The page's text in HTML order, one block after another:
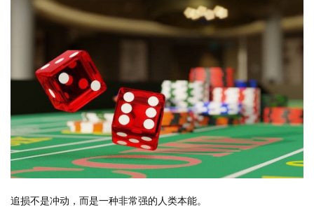
追损不是冲动，而是一种非常强的人类本能。